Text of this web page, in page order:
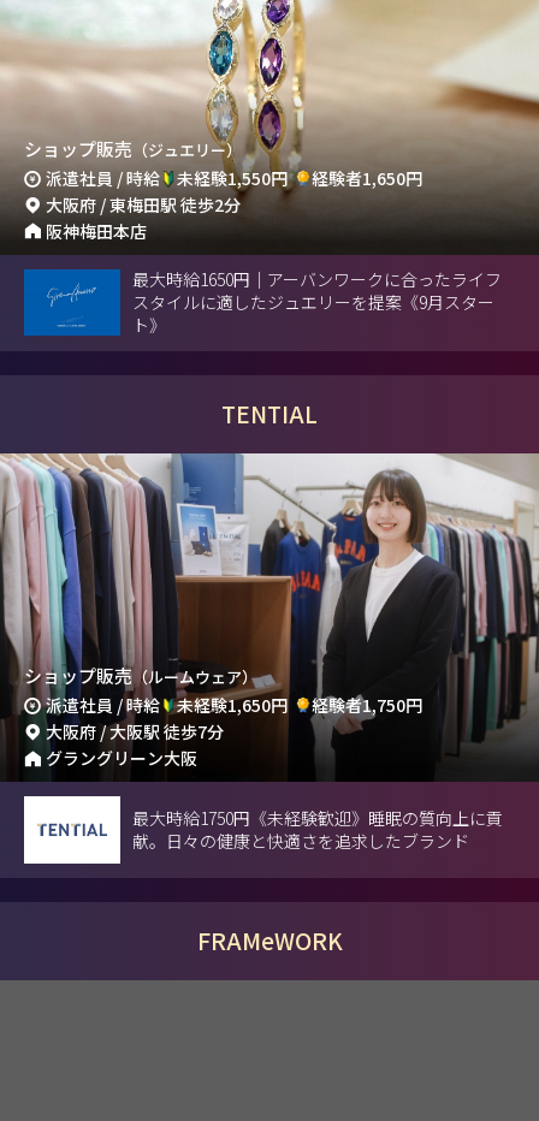
ショップ販売 （ジュエリー）
派遣社員 / 時給 未経験1,550円
経験者1,650円
大阪府 / 東梅田駅 徒歩2分
阪神梅田本店
最大時給1650円｜アーバンワークに合ったライフ
スタイルに適したジュエリーを提案《9月スター
ト》
TENTIAL
ショップ販売 （ルームウェア）
派遣社員 / 時給 未経験1,650円
経験者1,750円
大阪府 / 大阪駅 徒歩7分
グラングリーン大阪
最大時給1750円《未経験歓迎》睡眠の質向上に貢
献。日々の健康と快適さを追求したブランド
FRAMeWORK